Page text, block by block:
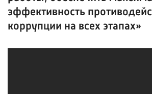
эффективность
коррупции на всех этапах»